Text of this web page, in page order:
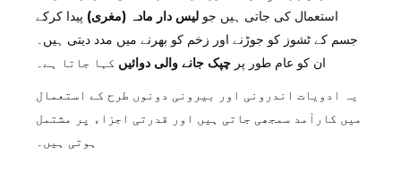
استعمال کی جاتی ہیں جو لیس دار مادہ (مغری) پیدا کرکے
جسم کے ٹشوز کو جوڑنے اور زخم کو بھرنے میں مدد دیتی ہیں۔
ان کو عام طور پر چپک جانے والی دوائیں کہا جاتا ہے۔
یہ ادویات اندرونی اور بیرونی دونوں طرح کے استعمال
میں کارآمد سمجھی جاتی ہیں اور قدرتی اجزاء پر مشتمل
ہوتی ہیں۔